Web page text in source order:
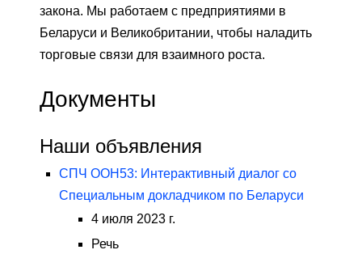
закона. Мы работаем с предприятиями в
Беларуси и Великобритании, чтобы наладить
торговые связи для взаимного роста.
Документы
Наши объявления
СПЧ ООН53: Интерактивный диалог со
Специальным докладчиком по Беларуси
4 июля 2023 г.
Речь